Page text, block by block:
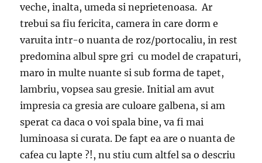
veche, inalta, umeda si neprietenoasa. Ar
trebui sa fiu fericita, camera in care dorm e
varuita intr-o nuanta de roz/portocaliu, in rest
predomina albul spre gri cu model de crapaturi,
maro in multe nuante si sub forma de tapet,
lambriu, vopsea sau gresie. Initial am avut
impresia ca gresia are culoare galbena, si am
sperat ca daca o voi spala bine, va fi mai
luminoasa si curata. De fapt ea are o nuanta de
cafea cu lapte ?!, nu stiu cum altfel sa o descriu